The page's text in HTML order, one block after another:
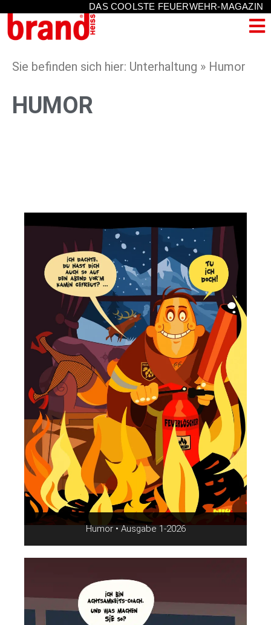
DAS COOLSTE FEUERWEHR-MAGAZIN
Sie befinden sich hier: Unterhaltung » Humor
HUMOR
Humor • Ausgabe 1-2026